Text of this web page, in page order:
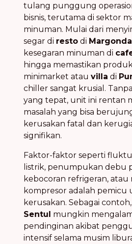
tulang punggung
bisnis, terutama di sektor
minuman. Mulai dari
segar di resto di Margonda
kesegaran minuman di
hingga memastikan
minimarket atau villa di
chiller sangat krusial.
yang tepat, unit ini rentan
masalah yang bisa
kerusakan fatal dan
signifikan.
Faktor-faktor seperti
listrik, penumpukan debu
kebocoran refrigeran, atau
kompresor adalah pemicu
kerusakan. Sebagai
Sentul mungkin
pendinginan akibat
intensif selama musim